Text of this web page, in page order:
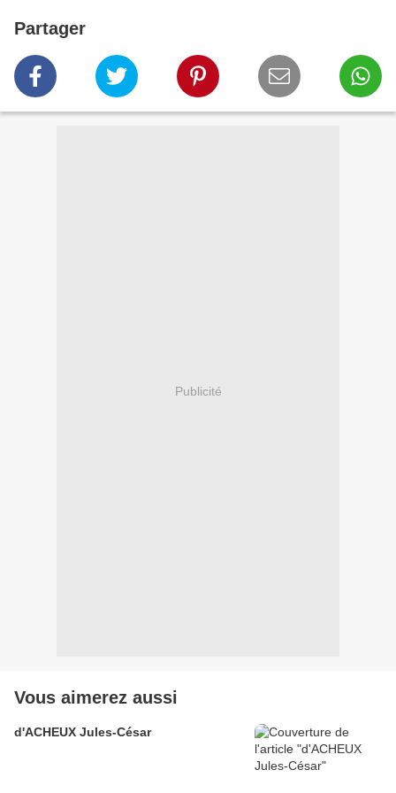
Partager
Publicité
Vous aimerez aussi
d'ACHEUX Jules-César